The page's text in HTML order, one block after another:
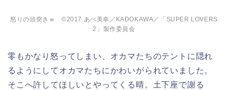
怒りの頭突きｗ ©2017 あべ美幸／KADOKAWA／「SUPER LOVERS
2」製作委員会
零もかなり怒ってしまい、オカマたちのテントに隠れ
るようにしてオカマたちにかわいがられていました。
そこへ許してほしいとやってくる晴。土下座で謝る